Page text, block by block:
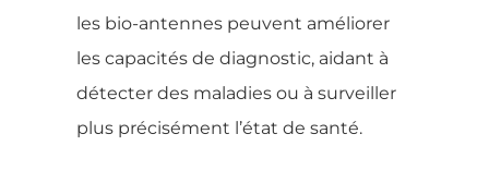
les bio-antennes peuvent améliorer
les capacités de diagnostic, aidant à
détecter des maladies ou à surveiller
plus précisément l’état de santé.